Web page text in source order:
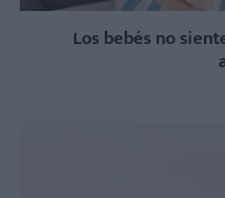
Los bebés no